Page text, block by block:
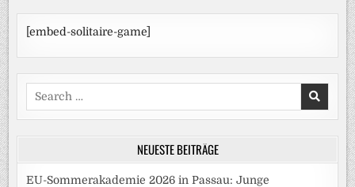
[embed-solitaire-game]
Search
for:
NEUESTE BEITRÄGE
EU-Sommerakademie 2026 in Passau: Junge